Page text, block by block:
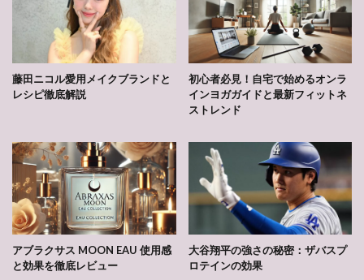
藤田ニコル愛用メイクブランドと
レシピ徹底解説
初心者必見！自宅で始めるオンラ
インヨガガイドと最新フィットネ
ストレンド
アブラクサス MOON EAU 使用感
と効果を徹底レビュー
大谷翔平の強さの秘密：ザバスプ
ロテインの効果